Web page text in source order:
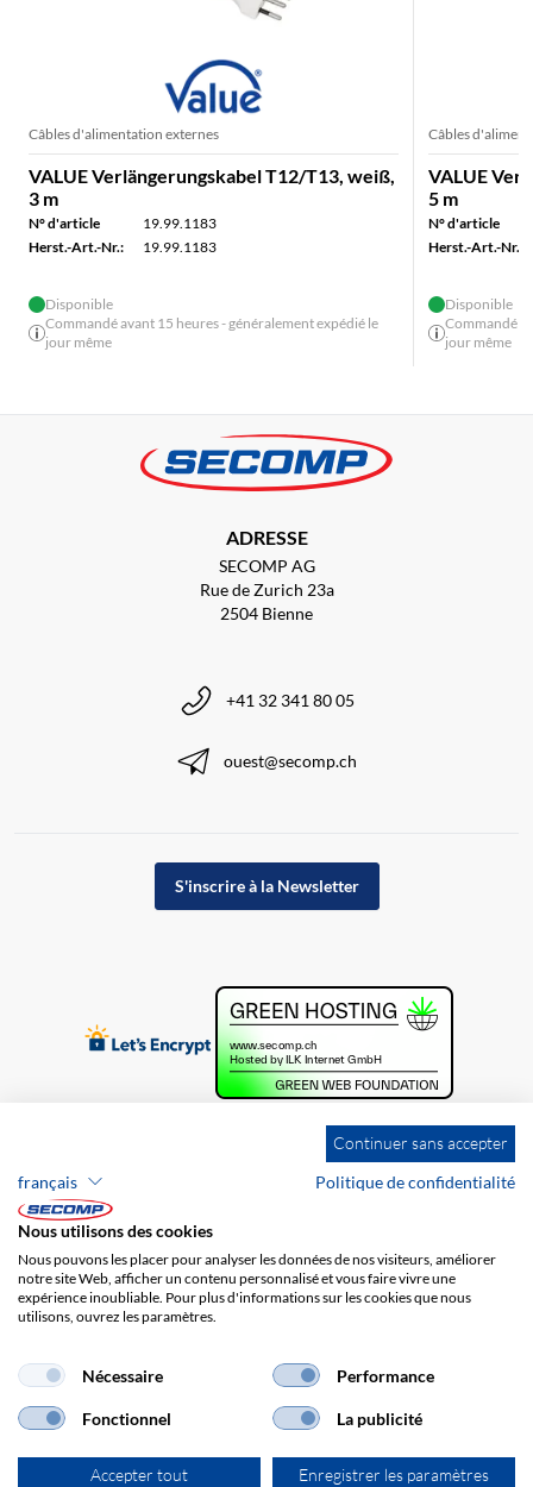
Câbles d'alimentation externes
VALUE Verlängerungskabel T12/T13, weiß,
3 m
N° d'article
19.99.1183
Herst.-Art.-Nr.:
19.99.1183
Disponible
Commandé avant 15 heures - généralement expédié le
jour même
Câbles
VALUE
5 m
N° d'article
Herst.-Art.-Nr.:
Disponible
Commandé
jour même
ADRESSE
SECOMP AG
Rue de Zurich 23a
2504 Bienne
+41 32 341 80 05
ouest@secomp.ch
S'inscrire à la Newsletter
Brands
Protection des données
Frais de port
Continuer sans accepter
français
Politique de confidentialité
Nous utilisons des cookies
Nous pouvons les placer pour analyser les données de nos visiteurs, améliorer
notre site Web, afficher un contenu personnalisé et vous faire vivre une
expérience inoubliable. Pour plus d'informations sur les cookies que nous
utilisons, ouvrez les paramètres.
Nécessaire Performance
Fonctionnel La publicité
Accepter tout Enregistrer les paramètres